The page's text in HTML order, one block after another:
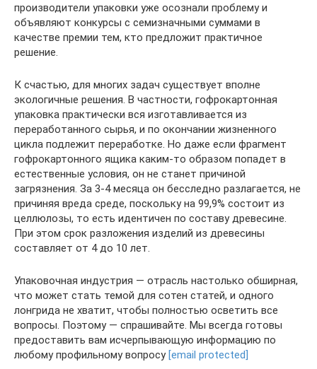
производители упаковки уже осознали проблему и
объявляют конкурсы с семизначными суммами в
качестве премии тем, кто предложит практичное
решение.
К счастью, для многих задач существует вполне
экологичные решения. В частности, гофрокартонная
упаковка практически вся изготавливается из
переработанного сырья, и по окончании жизненного
цикла подлежит переработке. Но даже если фрагмент
гофрокартонного ящика каким-то образом попадет в
естественные условия, он не станет причиной
загрязнения. За 3-4 месяца он бесследно разлагается, не
причиняя вреда среде, поскольку на 99,9% состоит из
целлюлозы, то есть идентичен по составу древесине.
При этом срок разложения изделий из древесины
составляет от 4 до 10 лет.
Упаковочная индустрия — отрасль настолько обширная,
что может стать темой для сотен статей, и одного
лонгрида не хватит, чтобы полностью осветить все
вопросы. Поэтому — спрашивайте. Мы всегда готовы
предоставить вам исчерпывающую информацию по
любому профильному вопросу [email protected]